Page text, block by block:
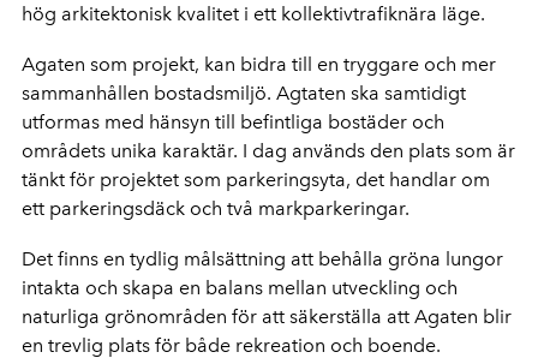
hög arkitektonisk kvalitet i ett kollektivtrafiknära läge.
Agaten som projekt, kan bidra till en tryggare och mer
sammanhållen bostadsmiljö. Agtaten ska samtidigt
utformas med hänsyn till befintliga bostäder och
områdets unika karaktär. I dag används den plats som är
tänkt för projektet som parkeringsyta, det handlar om
ett parkeringsdäck och två markparkeringar.
Det finns en tydlig målsättning att behålla gröna lungor
intakta och skapa en balans mellan utveckling och
naturliga grönområden för att säkerställa att Agaten blir
en trevlig plats för både rekreation och boende.